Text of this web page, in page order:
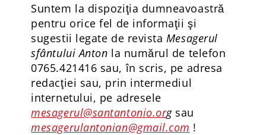
Suntem la dispoziţia dumneavoastră
pentru orice fel de informaţii şi
sugestii legate de revista Mesagerul
sfântului Anton la numărul de telefon
0765.421416 sau, în scris, pe adresa
redacţiei sau, prin intermediul
internetului, pe adresele
mesagerul@santantonio.orgsau
mesagerulantonian@gmail.com !